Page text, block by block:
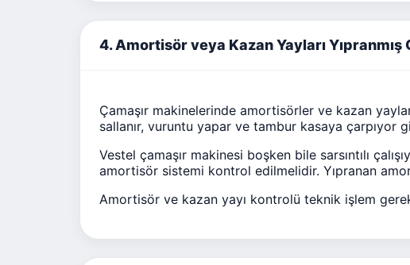
4. Amortisör veya Kazan Yayları Yıpranmış
Çamaşır makinelerinde amortisörler ve kazan
sallanır, vuruntu yapar ve tambur kasaya çarpıyor
Vestel çamaşır makinesi boşken bile sarsıntılı
amortisör sistemi kontrol edilmelidir. Yıpranan
Amortisör ve kazan yayı kontrolü teknik işlem